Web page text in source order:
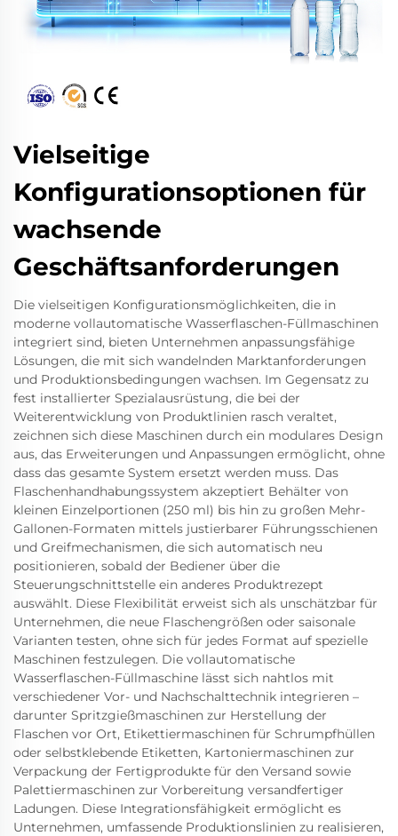
Vielseitige
Konfigurationsoptionen für
wachsende
Geschäftsanforderungen
Die vielseitigen Konfigurationsmöglichkeiten, die in
moderne vollautomatische Wasserflaschen-Füllmaschinen
integriert sind, bieten Unternehmen anpassungsfähige
Lösungen, die mit sich wandelnden Marktanforderungen
und Produktionsbedingungen wachsen. Im Gegensatz zu
fest installierter Spezialausrüstung, die bei der
Weiterentwicklung von Produktlinien rasch veraltet,
zeichnen sich diese Maschinen durch ein modulares Design
aus, das Erweiterungen und Anpassungen ermöglicht, ohne
dass das gesamte System ersetzt werden muss. Das
Flaschenhandhabungssystem akzeptiert Behälter von
kleinen Einzelportionen (250 ml) bis hin zu großen Mehr-
Gallonen-Formaten mittels justierbarer Führungsschienen
und Greifmechanismen, die sich automatisch neu
positionieren, sobald der Bediener über die
Steuerungschnittstelle ein anderes Produktrezept
auswählt. Diese Flexibilität erweist sich als unschätzbar für
Unternehmen, die neue Flaschengrößen oder saisonale
Varianten testen, ohne sich für jedes Format auf spezielle
Maschinen festzulegen. Die vollautomatische
Wasserflaschen-Füllmaschine lässt sich nahtlos mit
verschiedener Vor- und Nachschalttechnik integrieren –
darunter Spritzgießmaschinen zur Herstellung der
Flaschen vor Ort, Etikettiermaschinen für Schrumpfhüllen
oder selbstklebende Etiketten, Kartoniermaschinen zur
Verpackung der Fertigprodukte für den Versand sowie
Palettiermaschinen zur Vorbereitung versandfertiger
Ladungen. Diese Integrationsfähigkeit ermöglicht es
Unternehmen, umfassende Produktionslinien zu realisieren,